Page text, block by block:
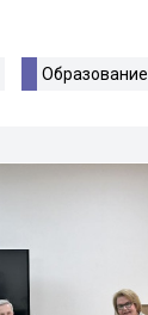
Образование